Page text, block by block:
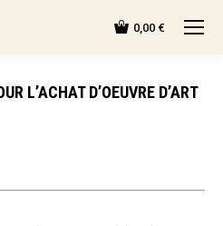
0,00 €
L’ACHAT D’OEUVRE D’ART